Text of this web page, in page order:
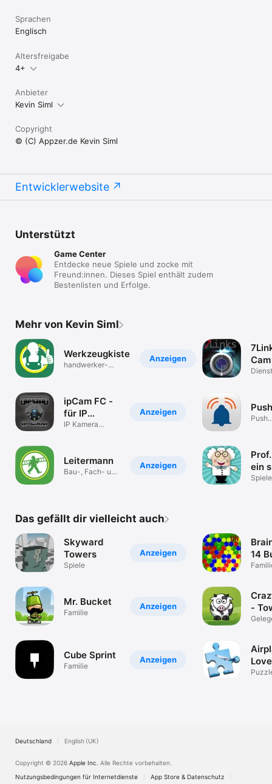
Sprachen
Englisch
Altersfreigabe
4+
Anbieter
Kevin Siml
Copyright
© (C) Appzer.de Kevin Siml
Entwicklerwebsite
Unterstützt
Game Center
Entdecke neue Spiele und zocke mit
Freund:innen. Dieses Spiel enthält zudem
Bestenlisten und Erfolge.
Mehr von Kevin Siml
Anzeigen
Werkzeugkiste
handwerker-
Anzeigen
ipCam FC -
für IP
Kameras
IP Kamera
Anzeigen
Leitermann
Bau-, Fach- und
Push
ein
Spiele
Das gefällt dir vielleicht auch
Anzeigen
Skyward
Towers
Spiele
Anzeigen
Mr. Bucket
Familie
Anzeigen
Cube Sprint
Familie
14
-
Deutschland English (UK)
Copyright © 2026 Apple Inc. Alle Rechte vorbehalten.
Nutzungsbedingungen für Internetdienste
App Store & Datenschutz